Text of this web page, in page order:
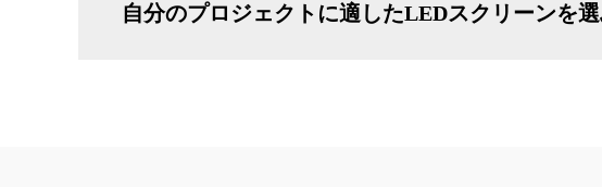
自分のプロジェクトに適したLEDスクリーンを